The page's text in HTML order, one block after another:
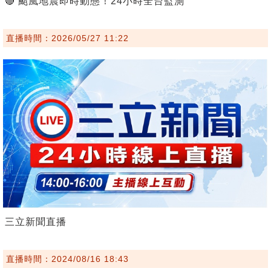
直播時間：2026/05/27 11:22
三立新聞直播
直播時間：2024/08/16 18:43